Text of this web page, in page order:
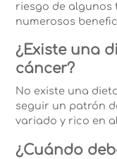
riesgo de algunos
numerosos
¿Existe una
cáncer?
No existe una
seguir un patrón
variado y rico en
¿Cuándo